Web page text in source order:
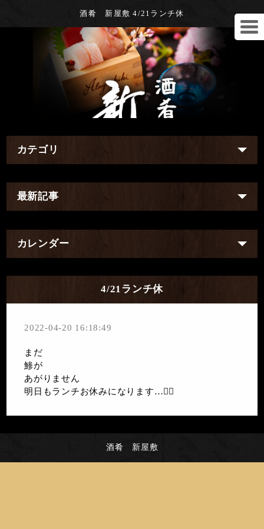
酒肴 新屋敷 4/21ランチ休
カテゴリ
最新記事
カレンダー
4/21ランチ休
2022-04-20 16:18:49
まだ
鯵が
あがりません
明日もランチお休みになります…🙇‍♀️
酒肴 新屋敷